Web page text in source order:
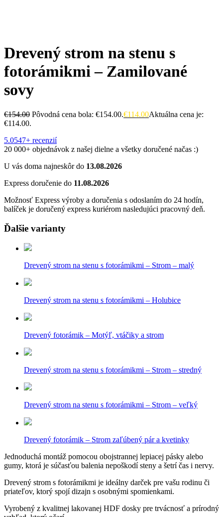
Drevený strom na stenu s
fotorámikmi – Zamilované
sovy
€154.00 Pôvodná cena bola: €154.00.€114.00Aktuálna cena je:
€114.00.
5.0547+ recenzií
20 000+ objednávok z našej dielne a všetky doručené načas :)
U vás doma najneskôr do 13.08.2026
Express doručenie do 11.08.2026
Možnosť Express výroby a doručenia s odoslaním do 24 hodín,
balíček je doručený express kuriérom nasledujúci pracovný deň.
Ďalšie varianty
Drevený strom na stenu s fotorámikmi – Strom – malý
Drevený strom na stenu s fotorámikmi – Holubice
Drevený fotorámik – Motýľ, vtáčiky a strom
Drevený strom na stenu s fotorámikmi – Strom – stredný
Drevený strom na stenu s fotorámikmi – Strom – veľký
Drevený fotorámik – Strom zaľúbený pár a kvetinky
Jednoduchá montáž pomocou obojstrannej lepiacej pásky alebo
gumy, ktorá je súčasťou balenia nepoškodí steny a šetrí čas i nervy.
Drevený strom s fotorámikmi je ideálny darček pre vašu rodinu či
priateľov, ktorý spojí dizajn s osobnými spomienkami.
Vyrobený z kvalitnej lakovanej HDF dosky pre trvácnosť a prírodný